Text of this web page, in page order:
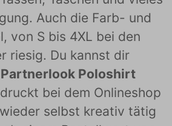
Auch die Farb- und
von S bis 4XL bei den
riesig. Du kannst dir
Partnerlook Poloshirt
bei dem Onlineshop
selbst kreativ tätig